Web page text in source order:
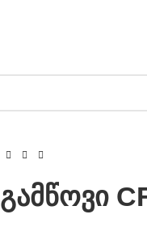
გამწოვი